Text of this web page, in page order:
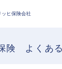
ッヒ保険会社
険 よくあ